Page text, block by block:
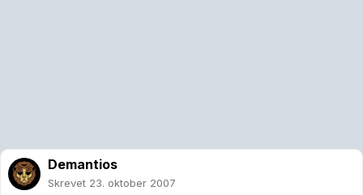
Demantios
Skrevet 23. oktober 2007